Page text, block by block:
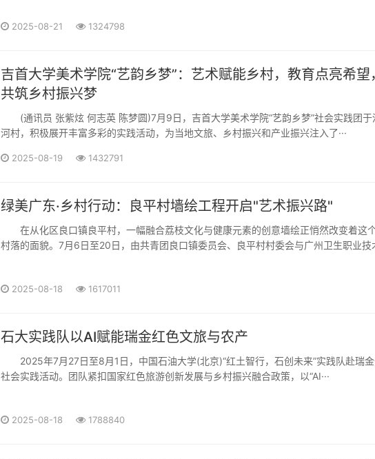
2025-08-21 1324798
吉首大学美术学院“艺韵乡梦”：艺术赋能乡村，教育点亮希望，
共筑乡村振兴梦
(通讯员 张紫炫 何志英 陈梦圆)7月9日，吉首大学美术学院“艺韵乡梦”社会实践团于
河村，积极展开丰富多彩的实践活动，为当地文旅、乡村振兴和产业振兴注入了···
2025-08-19 1432791
绿美广东·乡村行动：良平村墙绘工程开启"艺术振兴路"
在从化区良口镇良平村，一幅融合荔枝文化与健康元素的创意墙绘正悄然改变着这
村落的面貌。7月6日至20日，由共青团良口镇委员会、良平村村委会与广州卫生职业技
2025-08-18 1617011
石大实践队以AI赋能瑞金红色文旅与农产
2025年7月27日至8月1日，中国石油大学(北京)“红土智行，石创未来”实践队赴瑞
社会实践活动。团队紧扣国家红色旅游创新发展与乡村振兴融合政策，以“AI···
2025-08-18 1788840